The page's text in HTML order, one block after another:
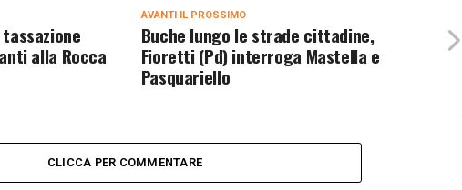
AVANTI IL ​​PROSSIMO
Buche lungo le strade cittadine,
Fioretti (Pd) interroga Mastella e
Pasquariello
alla Rocca
CLICCA PER COMMENTARE